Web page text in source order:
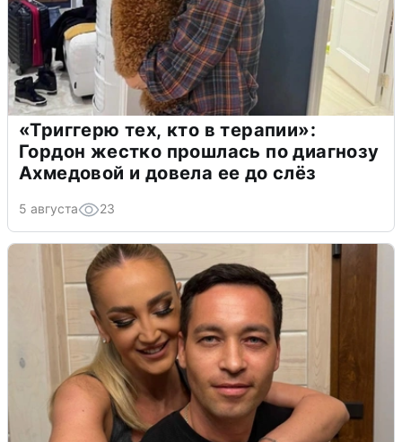
«Триггерю тех, кто в терапии»:
Гордон жестко прошлась по диагнозу
Ахмедовой и довела ее до слёз
5 августа 23